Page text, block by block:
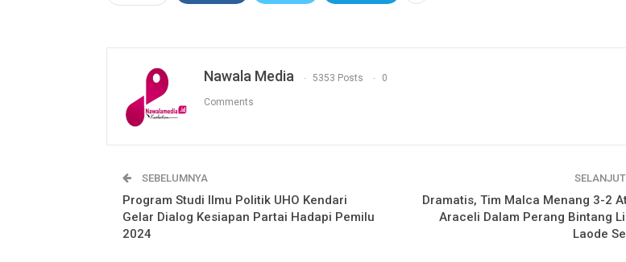
Nawala Media 5353 Posts 0
Comments
SEBELUMNYA
Program Studi Ilmu Politik UHO Kendari
Gelar Dialog Kesiapan Partai Hadapi Pemilu
2024
Dramatis, Tim Malca Menang 3-2
Araceli Dalam Perang Bintang
Laode